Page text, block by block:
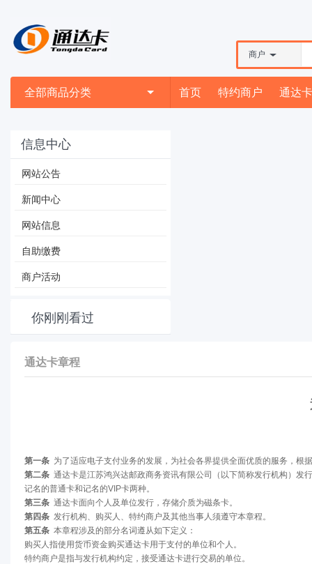
商户
全部商品分类 首页 特约商户 通达卡
信息中心
网站公告
新闻中心
网站信息
自助缴费
商户活动
你刚刚看过
通达卡章程
第一条 为了适应电子支付业务的发展，为社会各界提供全面优质的服务，根
第二条 通达卡是江苏鸿兴达邮政商务资讯有限公司（以下简称发行机构）发
记名的普通卡和记名的VIP卡两种。
第三条 通达卡面向个人及单位发行，存储介质为磁条卡。
第四条 发行机构、购买人、特约商户及其他当事人须遵守本章程。
第五条 本章程涉及的部分名词遵从如下定义：
购买人指使用货币资金购买通达卡用于支付的单位和个人。
特约商户是指与发行机构约定，接受通达卡进行交易的单位。